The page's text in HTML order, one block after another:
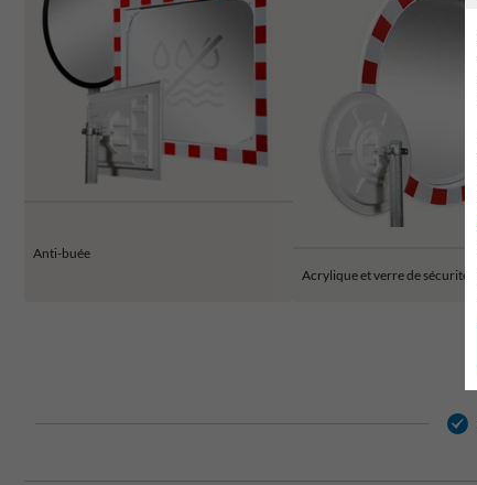
Anti-buée
Acrylique et verre de sécurité